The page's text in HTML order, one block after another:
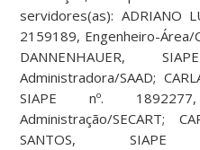
servidores(as): ADRIANO
2159189, Engenheiro-Área/
DANNENHAUER,
Administradora/SAAD;
SIAPE nº.
Administração/SECART;
SANTOS,